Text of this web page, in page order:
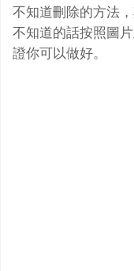
不知道刪除的方法
不知道的話按照圖
證你可以做好。